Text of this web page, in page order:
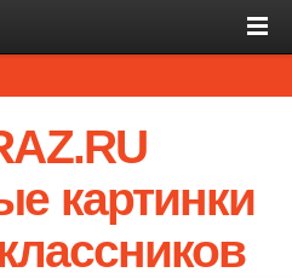
картинки